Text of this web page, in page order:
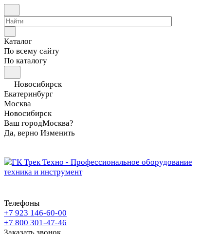
Каталог
По всему сайту
По каталогу
Новосибирск
Екатеринбург
Москва
Новосибирск
Ваш городМосква?
Да, верно Изменить
Телефоны
+7 923 146-60-00
+7 800 301-47-46